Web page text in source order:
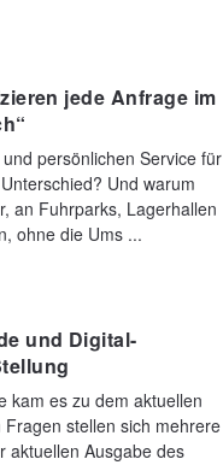
jede Anfrage im
persönlichen Service für
Und warum
an Fuhrparks, Lagerhallen
ohne die Ums ...
und Digital-
kam es zu dem aktuellen
stellen sich mehrere
aktuellen Ausgabe des